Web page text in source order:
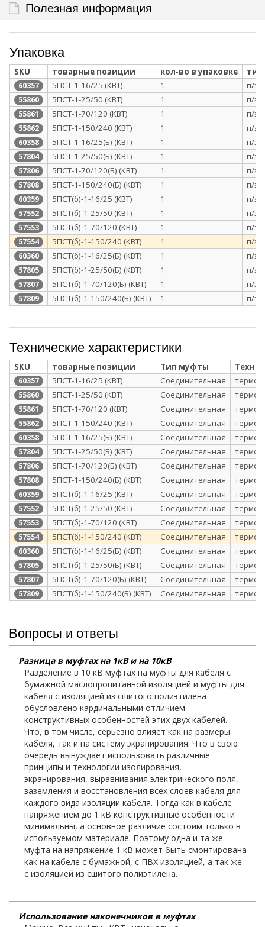
Полезная информация
Упаковка
SKU товарные позиции кол-во в упаковке тип
60357 5ПСТ-1-16/25 (КВТ) 1 п/э
55860 5ПСТ-1-25/50 (КВТ) 1 п/э
55861 5ПСТ-1-70/120 (КВТ) 1 п/э
55862 5ПСТ-1-150/240 (КВТ) 1 п/э
60358 5ПСТ-1-16/25(Б) (КВТ) 1 п/э
57804 5ПСТ-1-25/50(Б) (КВТ) 1 п/э
57806 5ПСТ-1-70/120(Б) (КВТ) 1 п/э
57808 5ПСТ-1-150/240(Б) (КВТ) 1 п/э
60359 5ПСТ(б)-1-16/25 (КВТ) 1 п/э
57552 5ПСТ(б)-1-25/50 (КВТ) 1 п/э
57553 5ПСТ(б)-1-70/120 (КВТ) 1 п/э
57554 5ПСТ(б)-1-150/240 (КВТ) 1 п/э
60360 5ПСТ(б)-1-16/25(Б) (КВТ) 1 п/э
57805 5ПСТ(б)-1-25/50(Б) (КВТ) 1 п/э
57807 5ПСТ(б)-1-70/120(Б) (КВТ) 1 п/э
57809 5ПСТ(б)-1-150/240(Б) (КВТ) 1 п/э
Технические характеристики
SKU товарные позиции Тип муфты
60357 5ПСТ-1-16/25 (КВТ) Соединительная
55860 5ПСТ-1-25/50 (КВТ) Соединительная
55861 5ПСТ-1-70/120 (КВТ) Соединительная
55862 5ПСТ-1-150/240 (КВТ) Соединительная
60358 5ПСТ-1-16/25(Б) (КВТ) Соединительная
57804 5ПСТ-1-25/50(Б) (КВТ) Соединительная
57806 5ПСТ-1-70/120(Б) (КВТ) Соединительная
57808 5ПСТ-1-150/240(Б) (КВТ) Соединительная
60359 5ПСТ(б)-1-16/25 (КВТ) Соединительная
57552 5ПСТ(б)-1-25/50 (КВТ) Соединительная
57553 5ПСТ(б)-1-70/120 (КВТ) Соединительная
57554 5ПСТ(б)-1-150/240 (КВТ) Соединительная
60360 5ПСТ(б)-1-16/25(Б) (КВТ) Соединительная
57805 5ПСТ(б)-1-25/50(Б) (КВТ) Соединительная
57807 5ПСТ(б)-1-70/120(Б) (КВТ) Соединительная
57809 5ПСТ(б)-1-150/240(Б) (КВТ) Соединительная
Вопросы и ответы
Разница в муфтах на 1кВ и на 10кВ
Разделение в 10 кВ муфтах на муфты для кабеля с
бумажной маслопропитанной изоляцией и муфты для
кабеля с изоляцией из сшитого полиэтилена
обусловлено кардинальными отличием
конструктивных особенностей этих двух кабелей.
Что, в том числе, серьезно влияет как на размеры
кабеля, так и на систему экранирования. Что в свою
очередь вынуждает использовать различные
принципы и технологии изолирования,
экранирования, выравнивания электрического поля,
заземления и восстановления всех слоев кабеля для
каждого вида изоляции кабеля. Тогда как в кабеле
напряжением до 1 кВ конструктивные особенности
минимальны, а основное различие состоим только в
используемом материале. Поэтому одна и та же
муфта на напряжение 1 кВ может быть смонтирована
как на кабеле с бумажной, с ПВХ изоляцией, а так же
с изоляцией из сшитого полиэтилена.
Использование наконечников в муфтах